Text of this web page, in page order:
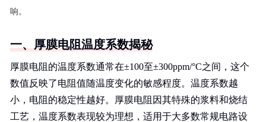
响。
一、厚膜电阻温度系数揭秘
厚膜电阻的温度系数通常在±100至±300ppm/°C之间，这个
数值反映了电阻值随温度变化的敏感程度。温度系数越
小，电阻的稳定性越好。厚膜电阻因其特殊的浆料和烧结
工艺，温度系数表现较为理想，适用于大多数常规电路设